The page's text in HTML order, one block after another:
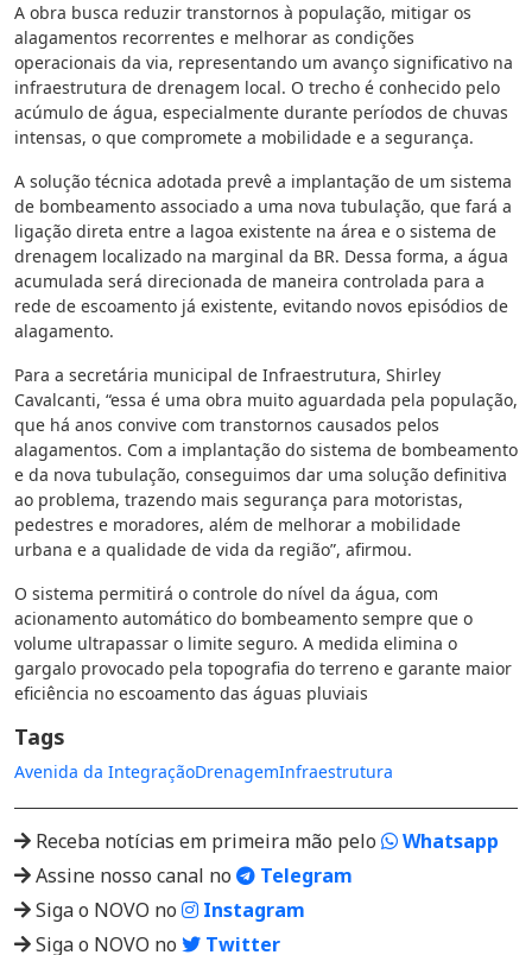
A obra busca reduzir transtornos à população, mitigar os
alagamentos recorrentes e melhorar as condições
operacionais da via, representando um avanço significativo na
infraestrutura de drenagem local. O trecho é conhecido pelo
acúmulo de água, especialmente durante períodos de chuvas
intensas, o que compromete a mobilidade e a segurança.
A solução técnica adotada prevê a implantação de um sistema
de bombeamento associado a uma nova tubulação, que fará a
ligação direta entre a lagoa existente na área e o sistema de
drenagem localizado na marginal da BR. Dessa forma, a água
acumulada será direcionada de maneira controlada para a
rede de escoamento já existente, evitando novos episódios de
alagamento.
Para a secretária municipal de Infraestrutura, Shirley
Cavalcanti, “essa é uma obra muito aguardada pela população,
que há anos convive com transtornos causados pelos
alagamentos. Com a implantação do sistema de bombeamento
e da nova tubulação, conseguimos dar uma solução definitiva
ao problema, trazendo mais segurança para motoristas,
pedestres e moradores, além de melhorar a mobilidade
urbana e a qualidade de vida da região”, afirmou.
O sistema permitirá o controle do nível da água, com
acionamento automático do bombeamento sempre que o
volume ultrapassar o limite seguro. A medida elimina o
gargalo provocado pela topografia do terreno e garante maior
eficiência no escoamento das águas pluviais
Tags
Avenida da IntegraçãoDrenagemInfraestrutura
Receba notícias em primeira mão pelo
Whatsapp
Assine nosso canal no
Telegram
Siga o NOVO no
Instagram
Siga o NOVO no
Twitter